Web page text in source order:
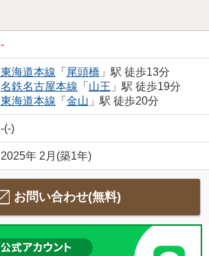
-
東海道本線 「 尾頭橋 」駅 徒歩13分
名鉄名古屋本線 「 山王 」駅 徒歩19分
東海道本線 「 金山 」駅 徒歩20分
-(-)
2025年 2月(築1年)
お問い合わせ(無料)